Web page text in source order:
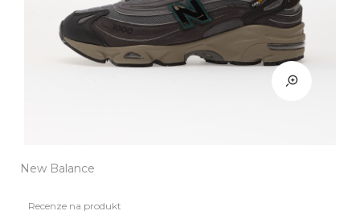
New Balance
Recenze na produkt